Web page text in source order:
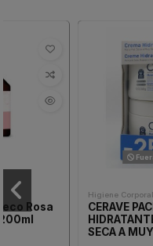
CERAVE PACK CREMA
HIDRATANTE PARA PIEL
SECA A MUY SECA